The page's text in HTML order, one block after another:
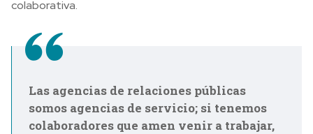
colaborativa.
Las agencias de relaciones públicas
somos agencias de servicio; si tenemos
colaboradores que amen venir a trabajar,